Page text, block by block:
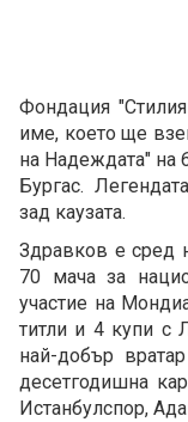
Фондация
име, което ще
на Надеждата" на
Бургас. Легендата
зад каузата.
Здравков е сред
70 мача за
участие на
титли и 4 купи с
най-добър
десетгодишна
Истанбулспор,